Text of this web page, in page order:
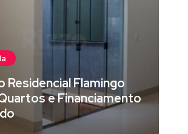
Residencial Flamingo
e Financiamento